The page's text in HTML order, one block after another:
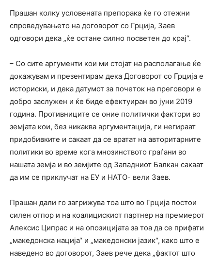
Прашан колку условената препорака ќе го отежни
спроведувањето на договорот со Грција, Заев
одговори дека „ќе остане силно посветен до крај“.
– Со сите аргументи кои ми стојат на располагање ќе
докажувам и презентирам дека Договорот со Грција е
историски, и дека датумот за почеток на преговори е
добро заслужен и ќе биде ефектуиран во јуни 2019
година. Противниците се оние политички фактори во
земјата кои, без никаква аргументација, ги негираат
придобивките и сакаат да се вратат на авторитарните
политики во време кога мнозинството граѓани во
нашата земја и во земјите од Западниот Балкан сакаат
да им се приклучат на ЕУ и НАТО- вели Заев.
Прашан дали го загрижува тоа што во Грција постои
силен отпор и на коалицискиот партнер на премиерот
Алексис Ципрас и на опозицијата за тоа да се прифати
„македонска нација“ и „македонски јазик“, како што е
наведено во договорот, Заев рече дека „фактот што